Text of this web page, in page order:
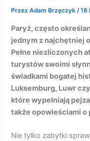
PrzezAdam Brzęczyk/18
Paryż, często
jednym z najchętniej
Pełne niezliczonych
turystów swoimi
świadkami bogatej
Luksemburg, Luwr
które wypełniają
także opowieściami o
Nie tylko zabytki